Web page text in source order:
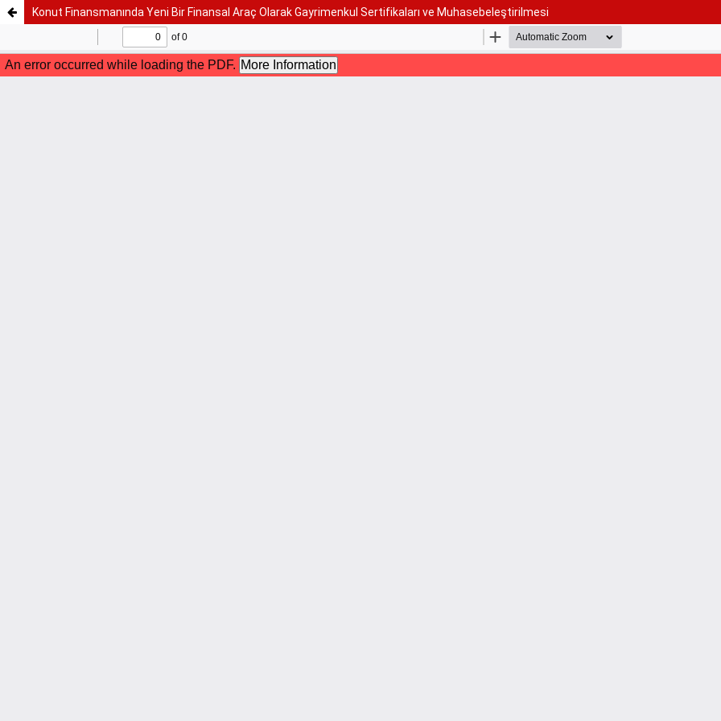
Konut Finansmanında Yeni Bir Finansal Araç Olarak Gayrimenkul Sertifikaları ve Muhasebeleştirilmesi